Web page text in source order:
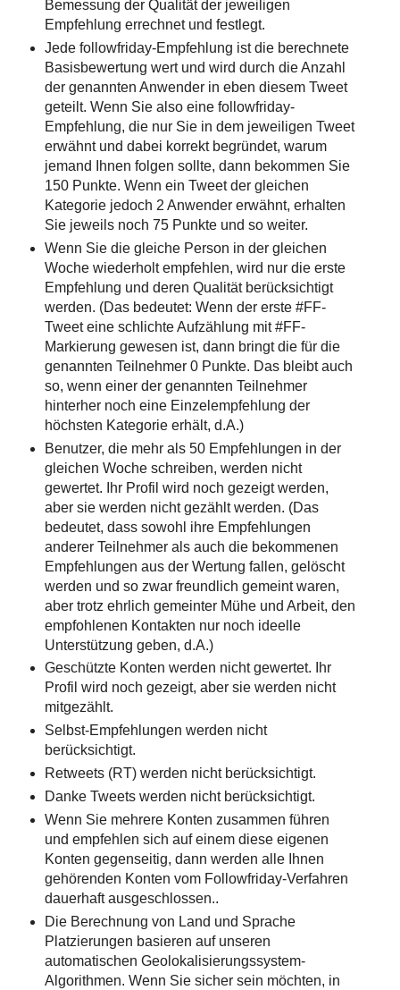
Bemessung der Qualität der jeweiligen
Empfehlung errechnet und festlegt.
Jede followfriday-Empfehlung ist die berechnete
Basisbewertung wert und wird durch die Anzahl
der genannten Anwender in eben diesem Tweet
geteilt. Wenn Sie also eine followfriday-
Empfehlung, die nur Sie in dem jeweiligen Tweet
erwähnt und dabei korrekt begründet, warum
jemand Ihnen folgen sollte, dann bekommen Sie
150 Punkte. Wenn ein Tweet der gleichen
Kategorie jedoch 2 Anwender erwähnt, erhalten
Sie jeweils noch 75 Punkte und so weiter.
Wenn Sie die gleiche Person in der gleichen
Woche wiederholt empfehlen, wird nur die erste
Empfehlung und deren Qualität berücksichtigt
werden. (Das bedeutet: Wenn der erste #FF-
Tweet eine schlichte Aufzählung mit #FF-
Markierung gewesen ist, dann bringt die für die
genannten Teilnehmer 0 Punkte. Das bleibt auch
so, wenn einer der genannten Teilnehmer
hinterher noch eine Einzelempfehlung der
höchsten Kategorie erhält, d.A.)
Benutzer, die mehr als 50 Empfehlungen in der
gleichen Woche schreiben, werden nicht
gewertet. Ihr Profil wird noch gezeigt werden,
aber sie werden nicht gezählt werden. (Das
bedeutet, dass sowohl ihre Empfehlungen
anderer Teilnehmer als auch die bekommenen
Empfehlungen aus der Wertung fallen, gelöscht
werden und so zwar freundlich gemeint waren,
aber trotz ehrlich gemeinter Mühe und Arbeit, den
empfohlenen Kontakten nur noch ideelle
Unterstützung geben, d.A.)
Geschützte Konten werden nicht gewertet. Ihr
Profil wird noch gezeigt, aber sie werden nicht
mitgezählt.
Selbst-Empfehlungen werden nicht
berücksichtigt.
Retweets (RT) werden nicht berücksichtigt.
Danke Tweets werden nicht berücksichtigt.
Wenn Sie mehrere Konten zusammen führen
und empfehlen sich auf einem diese eigenen
Konten gegenseitig, dann werden alle Ihnen
gehörenden Konten vom Followfriday-Verfahren
dauerhaft ausgeschlossen..
Die Berechnung von Land und Sprache
Platzierungen basieren auf unseren
automatischen Geolokalisierungssystem-
Algorithmen. Wenn Sie sicher sein möchten, in